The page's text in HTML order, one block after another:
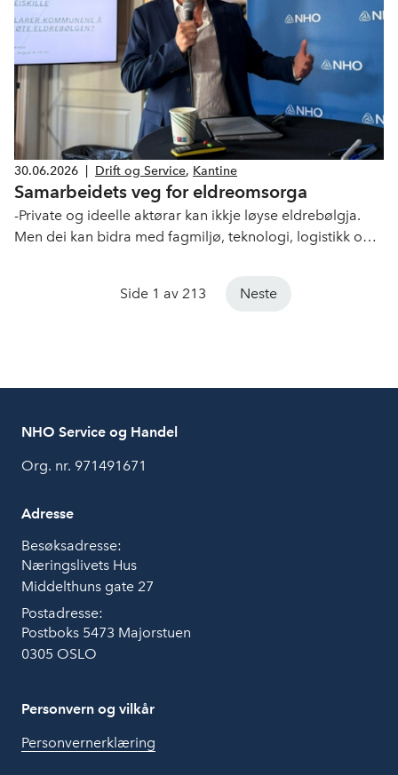
30.06.2026 Drift og Service, Kantine
Samarbeidets veg for eldreomsorga
-Private og ideelle aktørar kan ikkje løyse eldrebølgja.
Men dei kan bidra med fagmiljø, teknologi, logistikk og
Side 1 av 213
Neste
NHO Service og Handel
Org. nr. 971491671
Adresse
Besøksadresse:
Næringslivets Hus
Middelthuns gate 27
Postadresse:
Postboks 5473 Majorstuen
0305 OSLO
Personvern og vilkår
Personvernerklæring